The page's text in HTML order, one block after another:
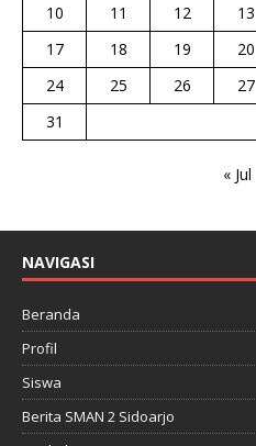
10
11 12 13
17
18 19 20
24
25 26 27
31
« Jul
NAVIGASI
Beranda
Profil
Siswa
Berita SMAN 2 Sidoarjo